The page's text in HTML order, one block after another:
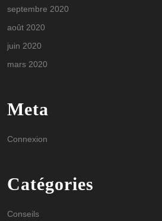
septembre 2020
août 2020
juin 2020
mars 2020
Meta
Connexion
Catégories
Conseils